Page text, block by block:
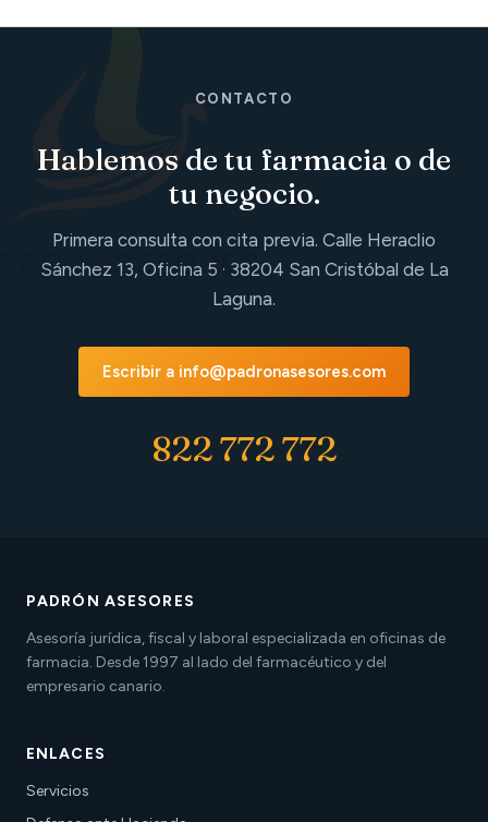
CONTACTO
Hablemos de tu farmacia o de
tu negocio.
Primera consulta con cita previa. Calle Heraclio
Sánchez 13, Oficina 5 · 38204 San Cristóbal de La
Laguna.
Escribir a info@padronasesores.com
822 772 772
PADRÓN ASESORES
Asesoría jurídica, fiscal y laboral especializada en oficinas de
farmacia. Desde 1997 al lado del farmacéutico y del
empresario canario.
ENLACES
Servicios